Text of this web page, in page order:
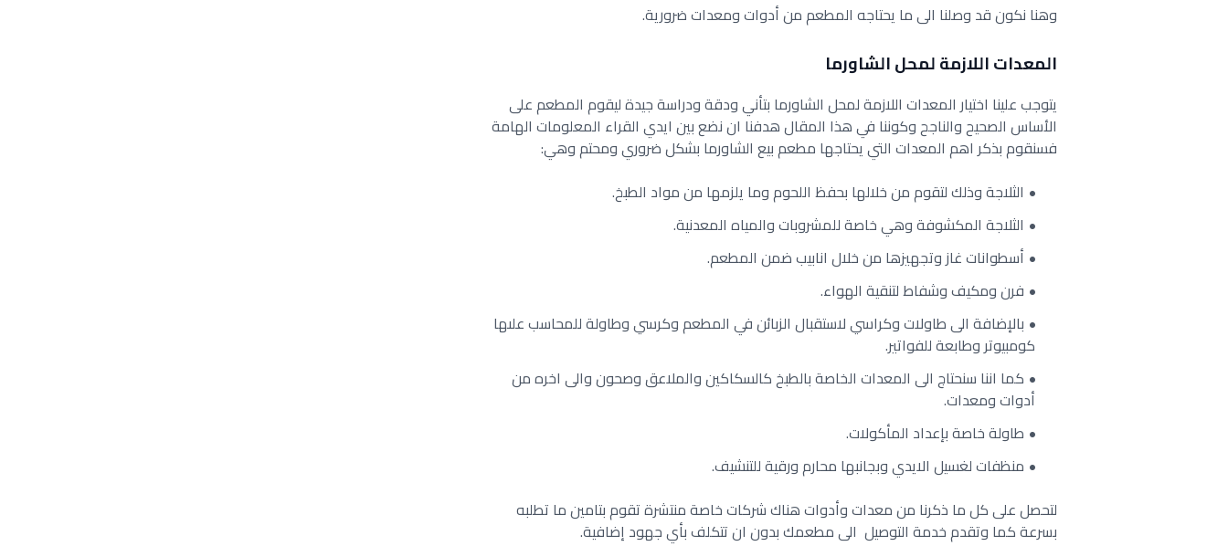
وهنا نكون قد وصلنا الى ما يحتاجه المطعم من أدوات ومعدات ضرورية.
المعدات اللازمة لمحل الشاورما
يتوجب علينا اختيار المعدات اللازمة لمحل الشاورما بتأني ودقة ودراسة جيدة ليقوم المطعم على
الأساس الصحيح والناجح وكوننا في هذا المقال هدفنا ان نضع بين ايدي القراء المعلومات الهامة
فسنقوم بذكر اهم المعدات التي يحتاجها مطعم بيع الشاورما بشكل ضروري ومحتم وهي:
الثلاجة وذلك لتقوم من خلالها بحفظ اللحوم وما يلزمها من مواد الطبخ.
الثلاجة المكشوفة وهي خاصة للمشروبات والمياه المعدنية.
أسطوانات غاز وتجهيزها من خلال انابيب ضمن المطعم.
فرن ومكيف وشفاط لتنقية الهواء.
بالإضافة الى طاولات وكراسي لاستقبال الزبائن في المطعم وكرسي وطاولة للمحاسب علىها
كومبيوتر وطابعة للفواتير.
كما اننا سنحتاج الى المعدات الخاصة بالطبخ كالسكاكين والملاعق وصحون والى اخره من
أدوات ومعدات.
طاولة خاصة بإعداد المأكولات.
منظفات لغسيل الايدي وبجانبها محارم ورقية للتنشيف.
لتحصل على كل ما ذكرنا من معدات وأدوات هناك شركات خاصة منتشرة تقوم بتامين ما تطلبه
بسرعة كما وتقدم خدمة التوصيل الى مطعمك بدون ان تتكلف بأي جهود إضافية.